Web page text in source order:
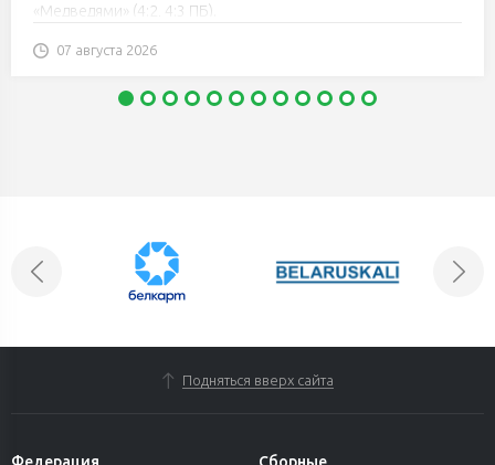
«Медведями» (4:2, 4:3 ПБ).
07 августа 2026
Подняться вверх сайта